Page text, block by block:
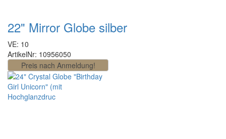
22" Mirror Globe silber
VE: 10
ArtikelNr: 10956050